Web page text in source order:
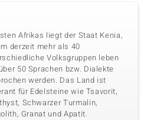
Afrikas liegt der Staat Kenia,
derzeit mehr als 40
Volksgruppen leben
50 Sprachen bzw. Dialekte
werden. Das Land ist
für Edelsteine wie Tsavorit,
Schwarzer Turmalin,
Granat und Apatit.